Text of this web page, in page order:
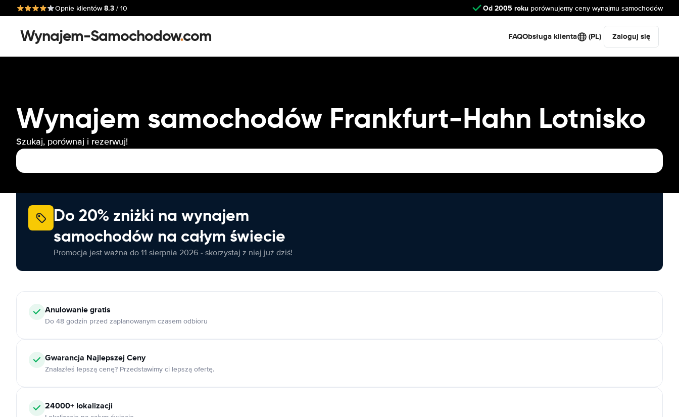
Opnie klientów8.3 / 10 Od 2005 roku porównujemy ceny wynajmu samochodów
Wynajem-Samochodow.com FAQObsługa klienta (PL) Zaloguj się
Wynajem samochodów Frankfurt-Hahn Lotnisko
Szukaj, porównaj i rezerwuj!
Do 20% zniżki na wynajem
samochodów na całym świecie
Promocja jest ważna do 11 sierpnia 2026 - skorzystaj z niej już dziś!
Anulowaniegratis
Do 48 godzin przed zaplanowanym czasem odbioru
Gwarancja Najlepszej Ceny
Znalazłeś lepszą cenę? Przedstawimy ci lepszą ofertę.
24000+ lokalizacji